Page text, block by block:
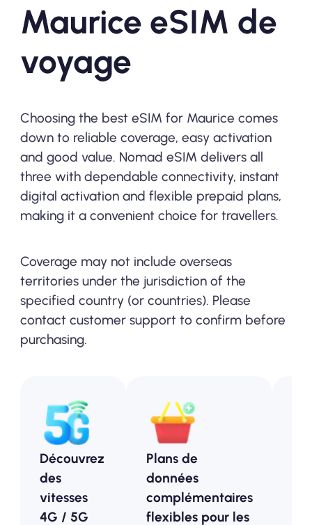
Maurice eSIM de
voyage
Choosing the best eSIM for Maurice comes
down to reliable coverage, easy activation
and good value. Nomad eSIM delivers all
three with dependable connectivity, instant
digital activation and flexible prepaid plans,
making it a convenient choice for travellers.
Coverage may not include overseas
territories under the jurisdiction of the
specified country (or countries). Please
contact customer support to confirm before
purchasing.
Découvrez
des
vitesses
4G / 5G
Plans de
données
complémentaires
flexibles pour les